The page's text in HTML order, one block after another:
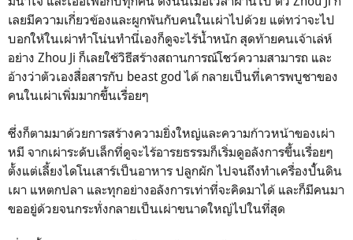
เลยมีความเกี่ยวข้องและผูกพันกับคนในเผ่าไปด้วย แต่ทว่าจะไป
บอกให้ในเผ่าทำโน่นทำนี่เองก็ดูจะไร้น้ำหนัก สุดท้ายคนเจ้าเล่ห์
อย่าง Zhou Ji ก็เลยใช้วิธีสร้างสถานการณ์โชว์ความสามารถ และ
อ้างว่าตัวเองสื่อสารกับ beast god ได้ กลายเป็นที่เคารพบูชาของ
คนในเผ่าเพิ่มมากขึ้นเรื่อยๆ
ซึ่งก็ตามมาด้วยการสร้างความยิ่งใหญ่และความก้าวหน้าของเผ่า
หมี จากเผ่าระดับเล็กที่ดูจะไร้อารยธรรมก็เริ่มดูอลังการขึ้นเรื่อยๆ
ตั้งแต่เลี้ยงไดโนเสาร์เป็นอาหาร ปลูกผัก ไปจนถึงทำเครื่องปั่้นดิน
เผา แหตกปลา และทุกอย่างอลังการเท่าที่จะคิดมาได้ และก็มีคนมา
ขออยู่ด้วยจนกระทั่งกลายเป็นเผ่าขนาดใหญ่ไปในที่สุด